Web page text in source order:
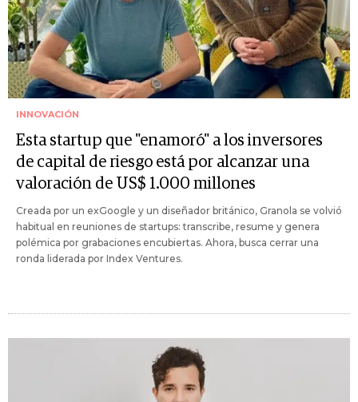
INNOVACIÓN
Esta startup que "enamoró" a los inversores
de capital de riesgo está por alcanzar una
valoración de US$ 1.000 millones
Creada por un exGoogle y un diseñador británico, Granola se volvió
habitual en reuniones de startups: transcribe, resume y genera
polémica por grabaciones encubiertas. Ahora, busca cerrar una
ronda liderada por Index Ventures.